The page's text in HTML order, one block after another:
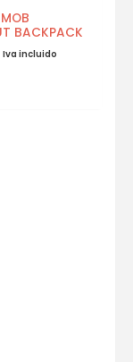
BACKPACK
Iva incluido